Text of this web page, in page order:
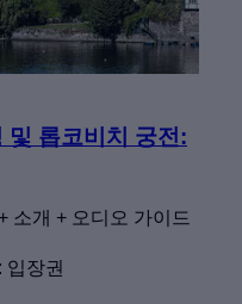
및 롭코비치 궁전:
소개 + 오디오 가이드
입장권